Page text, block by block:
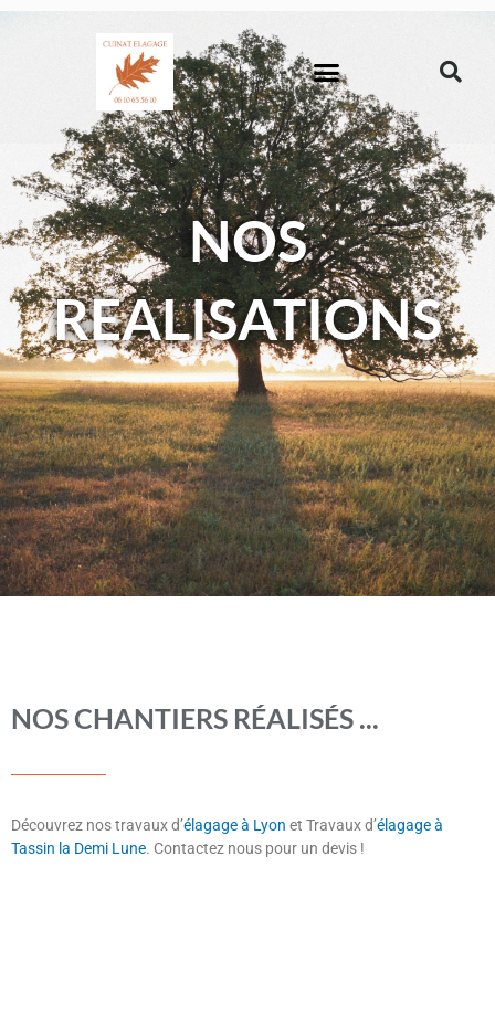
NOS
REALISATIONS
NOS CHANTIERS RÉALISÉS ...
Découvrez nos travaux d’élagage à Lyon et Travaux d’élagage à
Tassin la Demi Lune. Contactez nous pour un devis !